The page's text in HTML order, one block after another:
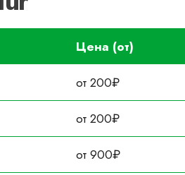
Цена (от)
от 200₽
от 200₽
от 900₽